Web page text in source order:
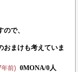
で、
おまけも考えていま
年前) 0MONA/0人